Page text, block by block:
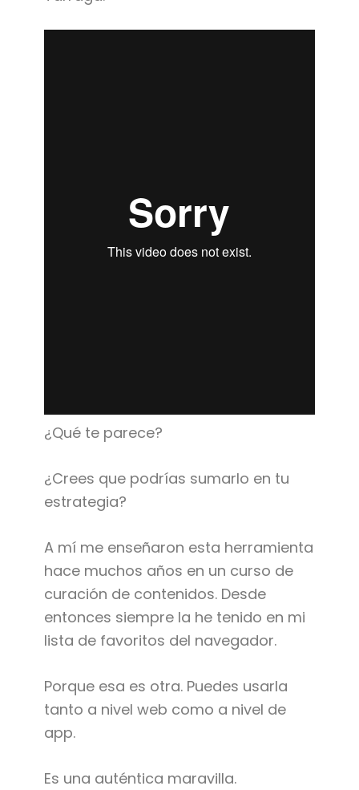
¿Qué te parece?
¿Crees que podrías sumarlo en tu
estrategia?
A mí me enseñaron esta herramienta
hace muchos años en un curso de
curación de contenidos. Desde
entonces siempre la he tenido en mi
lista de favoritos del navegador.
Porque esa es otra. Puedes usarla
tanto a nivel web como a nivel de
app.
Es una auténtica maravilla.